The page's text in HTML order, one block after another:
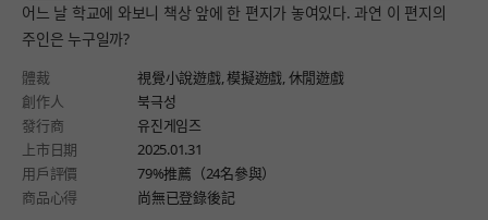
어느 날 학교에 와보니 책상 앞에 한 편지가 놓여있다. 과연 이 편지의
주인은 누구일까?
體裁 視覺小說遊戲, 模擬遊戲, 休閒遊戲
創作人
북극성
發行商
유진게임즈
上市日期
2025.01.31
用戶評價
79%推薦（24名參與）
商品心得
尚無已登錄後記